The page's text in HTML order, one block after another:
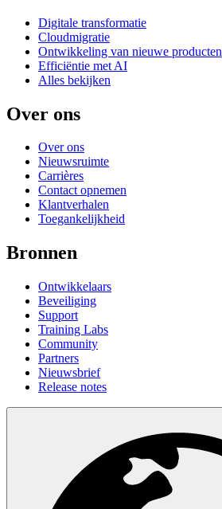
Digitale transformatie
Cloudmigratie
Ontwikkeling van nieuwe producten
Efficiëntie met AI
Alles bekijken
Over ons
Over ons
Nieuwsruimte
Carrières
Contact opnemen
Klantverhalen
Toegankelijkheid
Bronnen
Ontwikkelaars
Beveiliging
Support
Training Labs
Community
Partners
Nieuwsbrief
Release notes